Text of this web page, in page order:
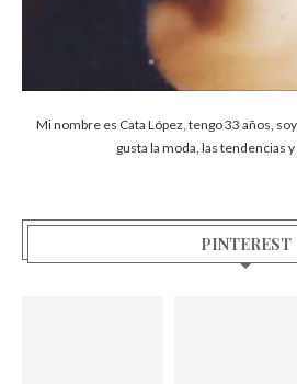
Mi nombre es Cata López, tengo 33 años,
gusta la moda, las tendencias
PINTEREST